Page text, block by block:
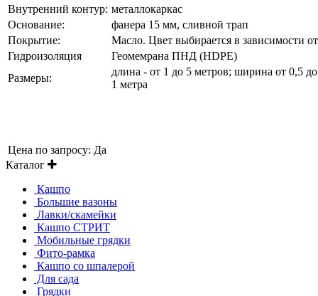
Внутренний контур: металлокаркас
Основание:
фанера 15 мм, сливной трап
Покрытие:
Масло. Цвет выбирается в зависимости
Гидроизоляция
Геомемрана ПНД (HDPE)
Размеры:
длина - от 1 до 5 метров; ширина от 0,5
1 метра
Цена по запросу: Да
Каталог
Кашпо
Большие вазоны
Лавки/скамейки
Кашпо СТРИТ
Мобильные грядки
Фито-рамка
Кашпо со шпалерой
Для сада
Грядки